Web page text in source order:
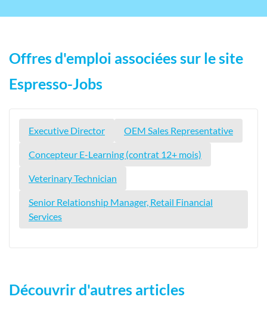
Offres d'emploi associées sur le site
Espresso-Jobs
Executive Director OEM Sales Representative
Concepteur E-Learning (contrat 12+ mois)
Veterinary Technician
Senior Relationship Manager, Retail Financial
Services
Découvrir d'autres articles